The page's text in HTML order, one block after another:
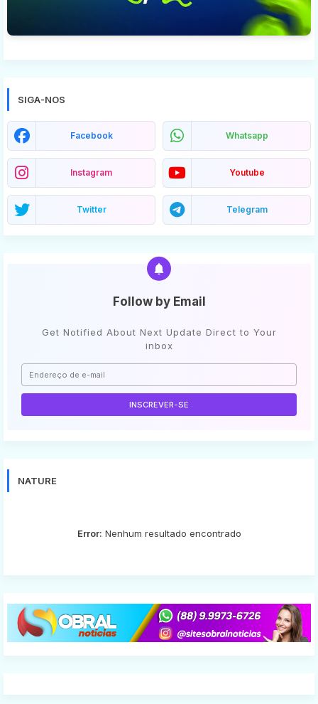
SIGA-NOS
Facebook Whatsapp
Instagram Youtube
Twitter Telegram
Follow by Email
Get Notified About Next Update Direct to Your
inbox
NATURE
Error: Nenhum resultado encontrado